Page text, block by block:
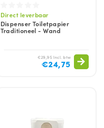
Direct leverbaar
Dispenser Toiletpapier
Traditioneel - Wand
€29,95 Incl. btw
€24,75